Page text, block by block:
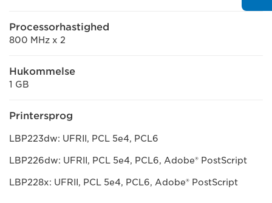
Processorhastighed
800 MHz x 2
Hukommelse
1 GB
Printersprog
LBP223dw: UFRII, PCL 5e4, PCL6
LBP226dw: UFRII, PCL 5e4, PCL6, Adobe® PostScript
LBP228x: UFRII, PCL 5e4, PCL6, Adobe® PostScript